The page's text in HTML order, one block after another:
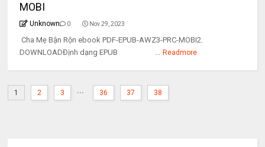
MOBI
Unknown 0 Nov 29, 2023
Cha Mẹ Bận Rộn ebook PDF-EPUB-AWZ3-PRC-MOBI2.
DOWNLOADĐịnh dạng EPUB ... Readmore
1 2 3 ... 36 37 38